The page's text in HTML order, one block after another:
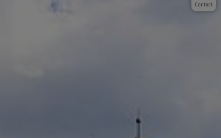
Contact